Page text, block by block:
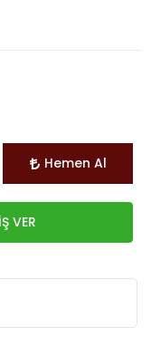
Hemen Al
VER